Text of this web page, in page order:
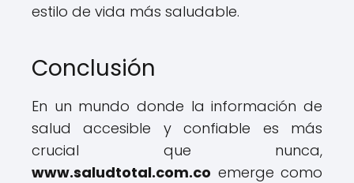
estilo de vida más saludable.
Conclusión
En un mundo donde la información de
salud accesible y confiable es más
crucial que nunca,
www.saludtotal.com.co emerge como